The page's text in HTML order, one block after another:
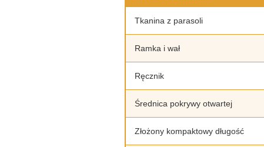
Tkanina z parasoli
Ramka i wał
Ręcznik
Średnica pokrywy otwartej
Złożony kompaktowy długość